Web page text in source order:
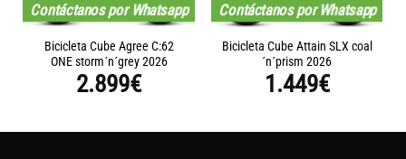
Contáctanos por Whatsapp
Bicicleta Cube Agree C:62
ONE storm´n´grey 2026
2.899€
Contáctanos por Whatsapp
Bicicleta Cube Attain SLX coal
´n´prism 2026
1.449€